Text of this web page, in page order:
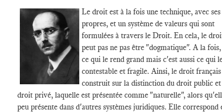
Le droit est à la fois une technique, avec ses
propres, et un système de valeurs qui sont
formulées à travers le Droit. En cela, le
peut pas ne pas être "dogmatique". A la
ce qui le rend grand mais c'est aussi ce qui
contestable et fragile. Ainsi, le droit
construit sur la distinction du droit public
droit privé, laquelle est présentée comme "naturelle", alors
peu présente dans d'autres systèmes juridiques. Elle correspond